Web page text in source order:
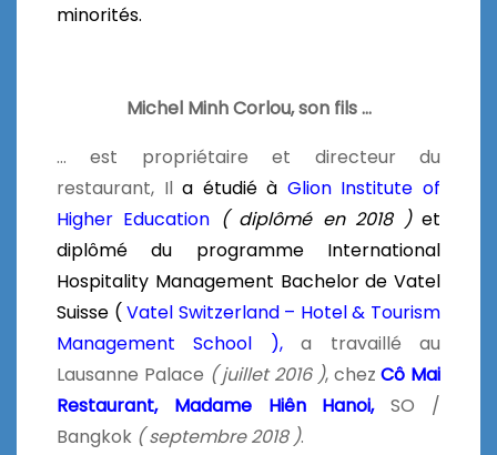
minorités.
Michel Minh Corlou, son fils …
… est propriétaire et directeur du
restaurant, Ila étudié à Glion Institute of
Higher Education ( diplômé en 2018 )et
diplômé du programme International
Hospitality Management Bachelor de Vatel
Suisse (Vatel Switzerland – Hotel & Tourism
Management School ),a travaillé au
Lausanne Palace ( juillet 2016 ), chezCô Mai
Restaurant, Madame Hiên Hanoi,SO /
Bangkok ( septembre 2018 ).